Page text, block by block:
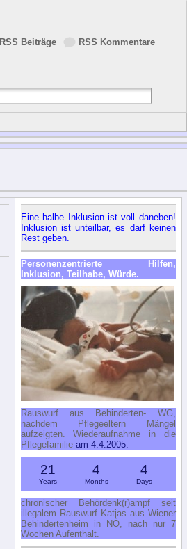
RSS Kommentare
RSS Beiträge
Eine halbe Inklusion ist voll daneben!
Inklusion ist unteilbar, es darf keinen
Rest geben.
Personenzentrierte Hilfen,
Inklusion, Teilhabe, Würde.
Rauswurf aus Behinderten- WG,
nachdem Pflegeeltern Mängel
aufzeigten. Wiederaufnahme in die
Pflegefamilieam 4.4.2005.
21
Years
4
Months
4
Days
chronischer Behördenk(r)ampf seit
illegalem Rauswurf Katjas aus Wiener
Behindertenheim in NÖ, nach nur 7
Wochen Aufenthalt.